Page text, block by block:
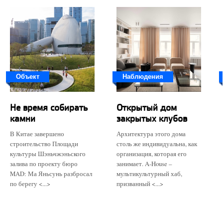
Объект
Не время собирать
камни
В Китае завершено
строительство Площади
культуры Шэньчжэньского
залива по проекту бюро
MAD: Ма Яньсунь разбросал
по берегу <...>
Наблюдения
Открытый дом
закрытых клубов
Архитектура этого дома
столь же индивидуальна, как
организация, которая его
занимает. A-House –
мультикультурный хаб,
призванный <...>